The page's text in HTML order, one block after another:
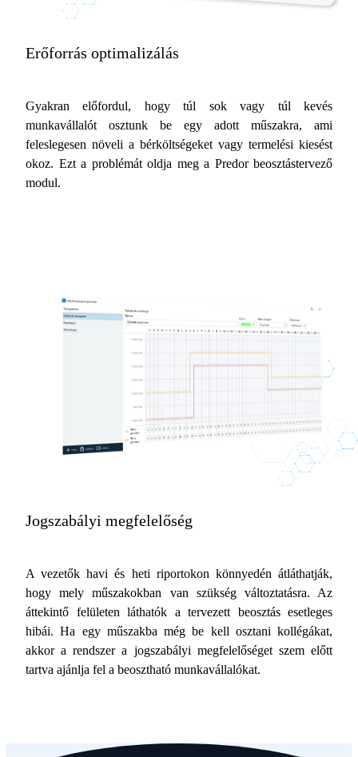
Erőforrás optimalizálás
Gyakran előfordul, hogy túl sok vagy túl kevés
munkavállalót osztunk be egy adott műszakra, ami
feleslegesen növeli a bérköltségeket vagy termelési kiesést
okoz. Ezt a problémát oldja meg a Predor beosztástervező
modul.
Jogszabályi megfelelőség
A vezetők havi és heti riportokon könnyedén átláthatják,
hogy mely műszakokban van szükség változtatásra. Az
áttekintő felületen láthatók a tervezett beosztás esetleges
hibái. Ha egy műszakba még be kell osztani kollégákat,
akkor a rendszer a jogszabályi megfelelőséget szem előtt
tartva ajánlja fel a beosztható munkavállalókat.